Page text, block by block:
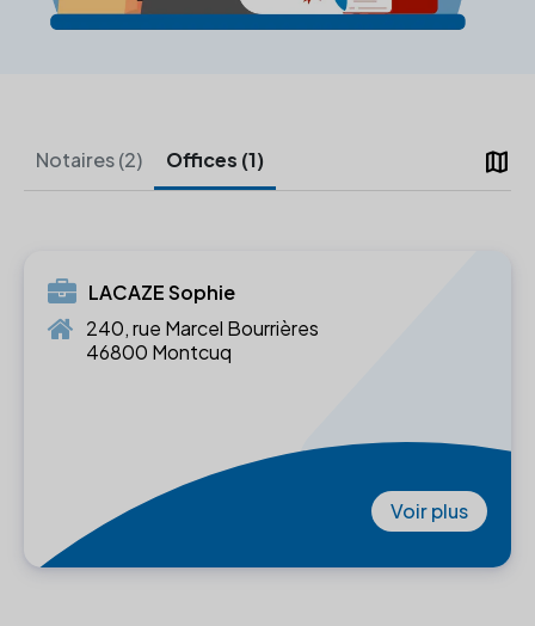
map
Notaires (2) Offices (1)
LACAZE Sophie
240, rue Marcel Bourrières
46800 Montcuq
Voir plus